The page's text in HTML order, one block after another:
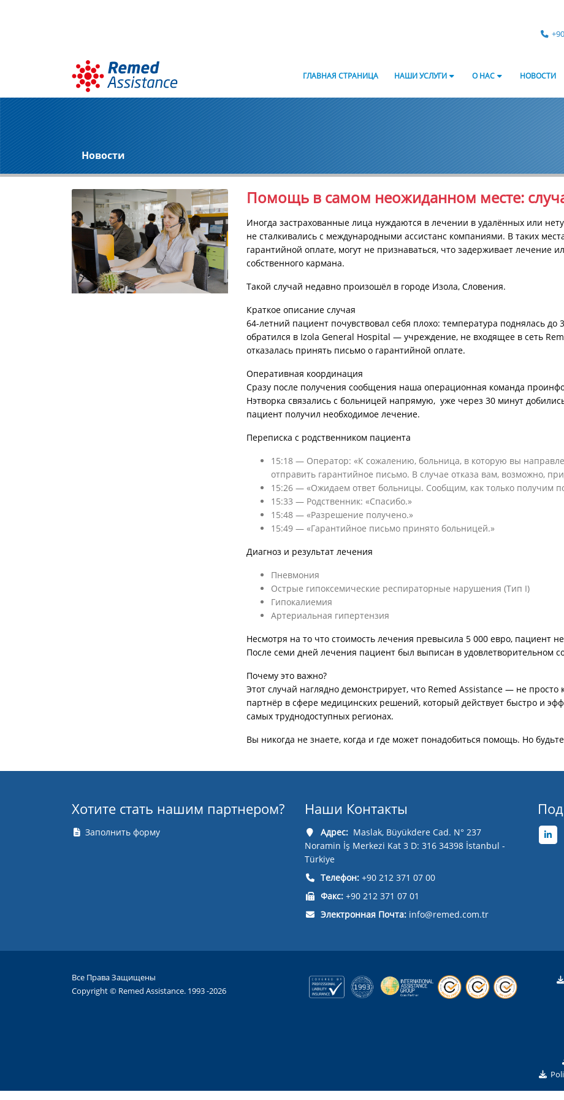
ГЛАВНАЯ СТРАНИЦА НАШИ УСЛУГИ О НАС НОВОСТИ
Новости
Помощь в самом неожиданном месте:
Иногда застрахованные лица нуждаются в лечении в удалённых или
не сталкивались с международными ассистанс компаниями. В таких
гарантийной оплате, могут не признаваться, что задерживает лечение
собственного кармана.
Такой случай недавно произошёл в городе Изола, Словения.
Краткое описание случая
64-летний пациент почувствовал себя плохо: температура поднялась
обратился в Izola General Hospital — учреждение, не входящее в сеть
отказалась принять письмо о гарантийной оплате.
Оперативная координация
Сразу после получения сообщения наша операционная команда
Нэтворка связались с больницей напрямую, уже через 30 минут
пациент получил необходимое лечение.
Переписка с родственником пациента
15:18 — Оператор: «К сожалению, больница, в которую вы
отправить гарантийное письмо. В случае отказа вам, возможно,
15:26 — «Ожидаем ответ больницы. Сообщим, как только получим
15:33 — Родственник: «Спасибо.»
15:48 — «Разрешение получено.»
15:49 — «Гарантийное письмо принято больницей.»
Диагноз и результат лечения
Пневмония
Острые гипоксемические респираторные нарушения (Тип I)
Гипокалиемия
Артериальная гипертензия
Несмотря на то что стоимость лечения превысила 5 000 евро, пациент
После семи дней лечения пациент был выписан в удовлетворительном
Почему это важно?
Этот случай наглядно демонстрирует, что Remed Assistance — не просто
партнёр в сфере медицинских решений, который действует быстро и
самых труднодоступных регионах.
Вы никогда не знаете, когда и где может понадобиться помощь. Но
Хотите стать нашим партнером?
Заполнить форму
Наши Контакты
Адрес:Maslak, Büyükdere Cad. N° 237
Noramin İş Merkezi Kat 3 D: 316 34398 İstanbul -
Türkiye
Телефон:+90 212 371 07 00
Факс:+90 212 371 07 01
Электронная Почта: info@remed.com.tr
Все Права Защищены
Copyright © Remed Assistance. 1993 -2026